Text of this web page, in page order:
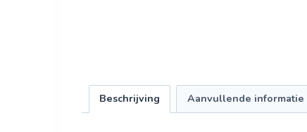
Beschrijving Aanvullende informatie